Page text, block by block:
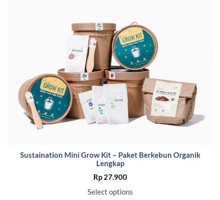
Sustaination Mini Grow Kit – Paket Berkebun Organik
Lengkap
Rp27.900
Select options